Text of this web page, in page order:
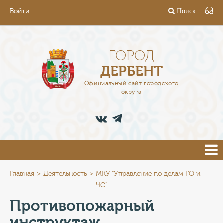
Войти Поиск
ГОРОД
ДЕРБЕНТ
Официальный сайт городского
округа
АДМИНИСТРАЦИЯ
ПРЕСС-ЦЕНТР
ТУРИСТАМ
Главная Деятельность
МКУ "Управление по делам ГО и
ЧС"
Противопожарный